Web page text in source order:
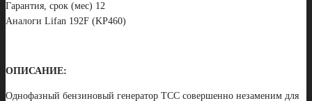
Гарантия, срок (мес) 12
Аналоги Lifan 192F (KP460)
ОПИСАНИЕ:
Однофазный бензиновый генератор ТСС совершенно незаменим для